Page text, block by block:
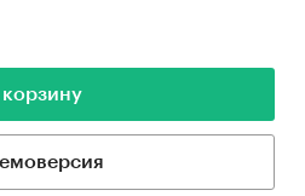
корзину